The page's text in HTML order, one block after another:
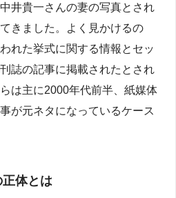
井貴一さんの妻の写真とされ
きました。よく見かけるの
れた挙式に関する情報とセッ
誌の記事に掲載されたとされ
は主に2000年代前半、紙媒体
が元ネタになっているケース
体とは